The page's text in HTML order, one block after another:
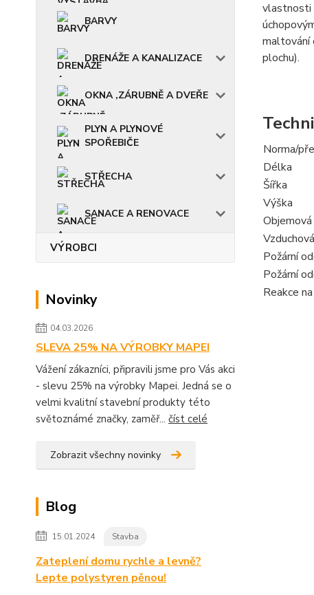
BARVY
DRENÁŽE A KANALIZACE
OKNA ,ZÁRUBNĚ A DVEŘE
PLYN A PLYNOVÉ
SPOŘEBIČE
STŘECHA
SANACE A RENOVACE
VÝROBCI
Novinky
04.03.2026
SLEVA 25% NA VÝROBKY MAPEI
Vážení zákazníci, připravili jsme pro Vás akci
- slevu 25% na výrobky Mapei. Jedná se o
velmi kvalitní stavební produkty této
světoznámé značky, zaměř... číst celé
Zobrazit všechny novinky
Blog
15.01.2024 Stavba
Zateplení domu rychle a levně?
Lepte polystyren pěnou!
vlastnosti
maltování
plochu).
Norma/
Délka
Šířka
Výška
Požární
Požární
Reakce